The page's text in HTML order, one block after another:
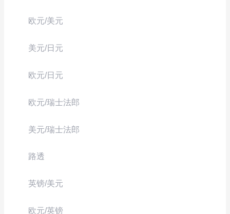
欧元/美元
美元/日元
欧元/日元
欧元/瑞士法郎
美元/瑞士法郎
路透
英镑/美元
欧元/英镑